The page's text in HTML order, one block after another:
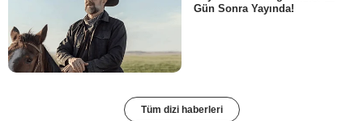
Gün Sonra Yayında!
Tüm dizi haberleri